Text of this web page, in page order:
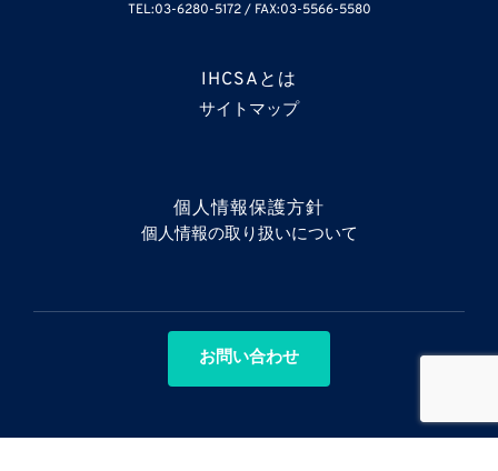
TEL:03-6280-5172 / FAX:03-5566-5580
IHCSAとは
サイトマップ
個人情報保護方針
個人情報の取り扱いについて
お問い合わせ